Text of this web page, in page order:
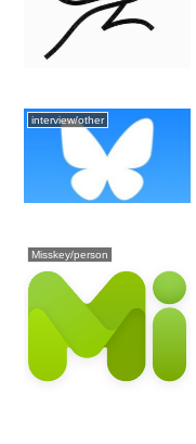
interview/other
Misskey/person